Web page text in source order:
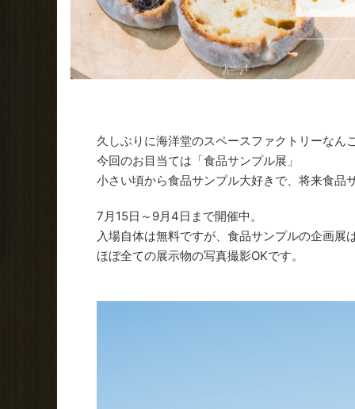
久しぶりに海洋堂のスペースファクトリーなん
今回のお目当ては「食品サンプル展」
小さい頃から食品サンプル大好きで、将来食品
7月15日～9月4日まで開催中。
入場自体は無料ですが、食品サンプルの企画
ほぼ全ての展示物の写真撮影OKです。